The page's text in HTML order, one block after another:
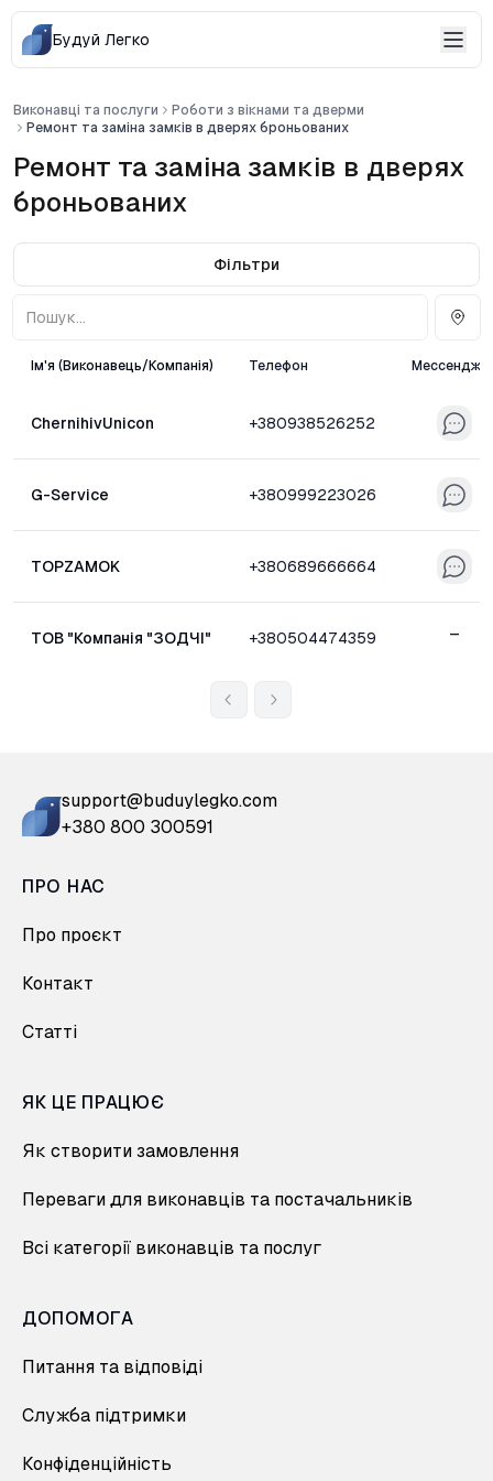
Будуй Легко
Виконавці та послуги
Роботи з вікнами та дверми
Ремонт та заміна замків в дверях броньованих
Ремонт та заміна замків в дверях
броньованих
Фільтри
Ім'я (Виконавець/Компанія) Телефон
ChernihivUnicon +380938526252
G-Service +380999223026
TOPZAMOK +380689666664
ТОВ "Компанія "ЗОДЧІ" +380504474359 –
support@buduylegko.com
+380 800 300591
ПРО НАС
Про проєкт
Контакт
Статті
ЯК ЦЕ ПРАЦЮЄ
Як створити замовлення
Переваги для виконавців та постачальників
Всі категорії виконавців та послуг
ДОПОМОГА
Питання та відповіді
Служба підтримки
Конфіденційність